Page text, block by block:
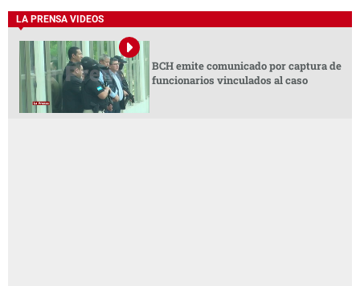
LA PRENSA VIDEOS
BCH emite comunicado por captura de
funcionarios vinculados al caso